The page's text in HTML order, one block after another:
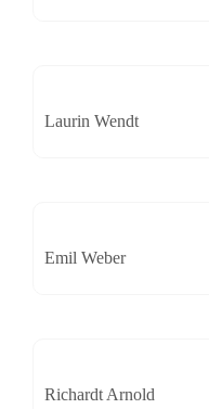
Laurin Wendt
Emil Weber
Richardt Arnold